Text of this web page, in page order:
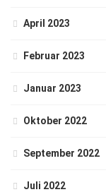
April 2023
Februar 2023
Januar 2023
Oktober 2022
September 2022
Juli 2022